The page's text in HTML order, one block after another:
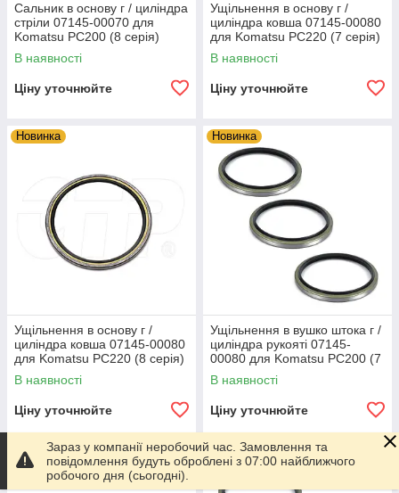
Сальник в основу г / циліндра
стріли 07145-00070 для
Komatsu PC200 (8 серія)
В наявності
Ціну уточнюйте
Ущільнення в основу г /
циліндра ковша 07145-00080
для Komatsu PC220 (7 серія)
В наявності
Ціну уточнюйте
Новинка
Ущільнення в основу г /
циліндра ковша 07145-00080
для Komatsu PC220 (8 серія)
В наявності
Ціну уточнюйте
Новинка
Ущільнення в вушко штока г /
циліндра рукояті 07145-
00080 для Komatsu PC200 (7
серія)
В наявності
Ціну уточнюйте
Новинка Новинка
Зараз у компанії неробочий час. Замовлення та
повідомлення будуть оброблені з 07:00 найближчого
робочого дня (сьогодні).